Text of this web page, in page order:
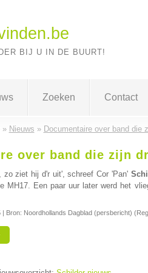
BIJ U IN DE BUURT!
Zoeken Contact
» Nieuws » Documentaire over band die
over band die zijn
zo ziet hij d'r uit', schreef Cor 'Pan'
MH17. Een paar uur later werd het
| Bron: Noordhollands Dagblad (persbericht)